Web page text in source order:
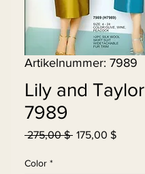
Artikelnummer: 7989
Lily and Taylor
7989
275,00 $ Standardpreis
175,00 $Sale-
Color *